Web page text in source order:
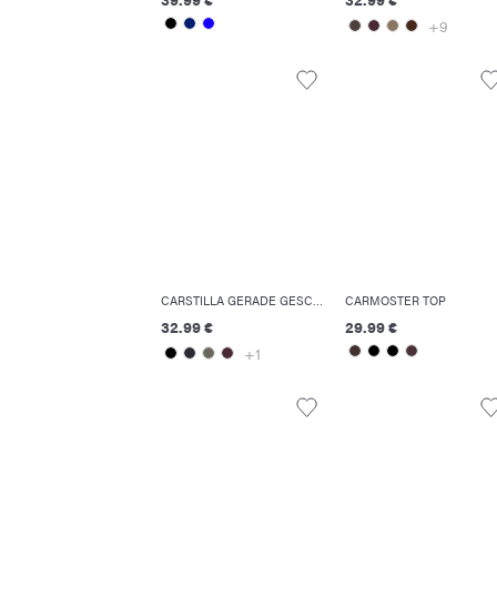
+9
CARSTILLA GERADE GESCHNITTEN HOSE
32.99 €
+1
CARMOSTER TOP
29.99 €